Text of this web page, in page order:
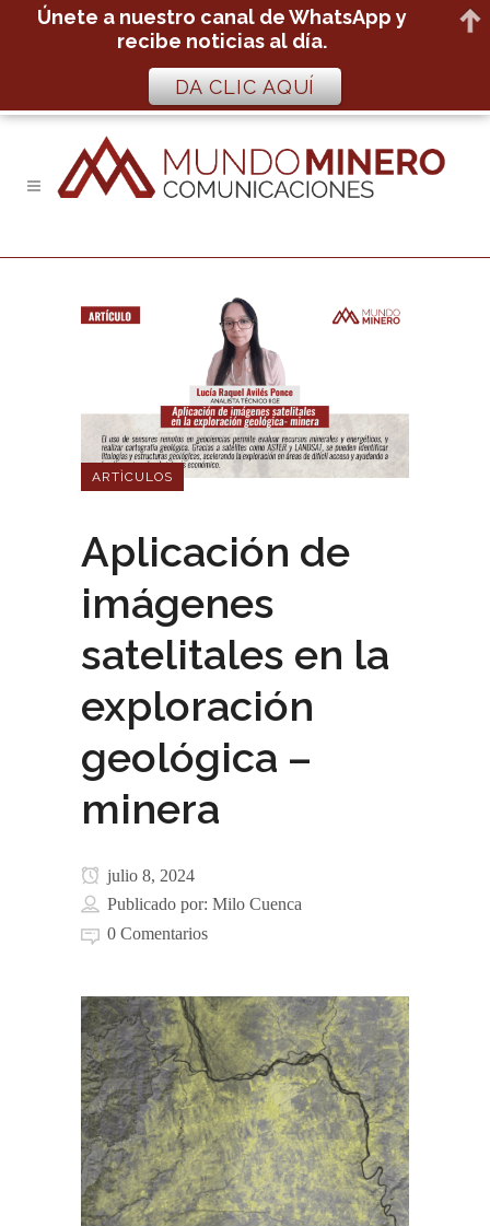
ARTÌCULOS
Aplicación de
imágenes
satelitales en la
exploración
geológica –
minera
julio 8, 2024
Publicado por: Milo Cuenca
0 Comentarios
Únete a nuestro canal de WhatsApp y
recibe noticias al día.
DA CLIC AQUÍ